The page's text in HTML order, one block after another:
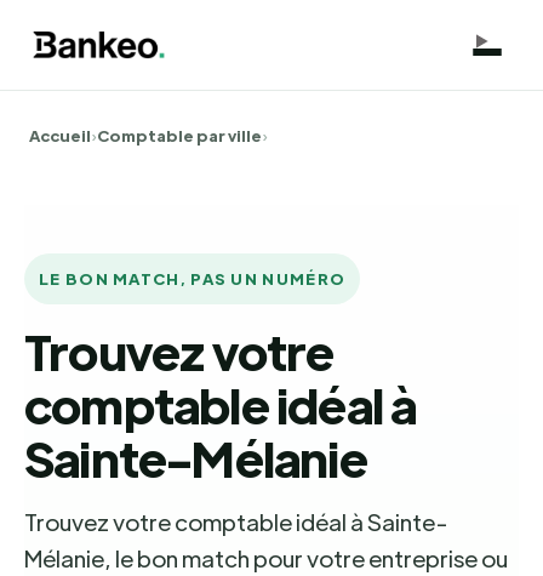
Accueil›Comptable par ville›
LE BON MATCH, PAS UN NUMÉRO
Trouvez votre
comptable idéal à
Sainte-Mélanie
Trouvez votre comptable idéal à Sainte-
Mélanie, le bon match pour votre entreprise ou